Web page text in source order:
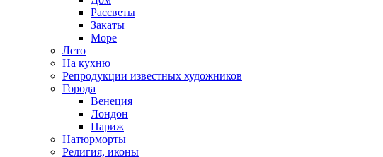
Рассветы
Закаты
Море
Лето
На кухню
Репродукции известных художников
Города
Венеция
Лондон
Париж
Натюрморты
Религия, иконы